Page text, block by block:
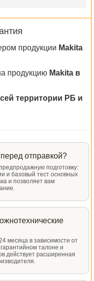
продукции Makita
продукцию Makita в
территории РБ и
отправкой?
подготовку:
и базовый тест основных
и позволяет вам
месяца в зависимости от
талоне и
действует расширенная